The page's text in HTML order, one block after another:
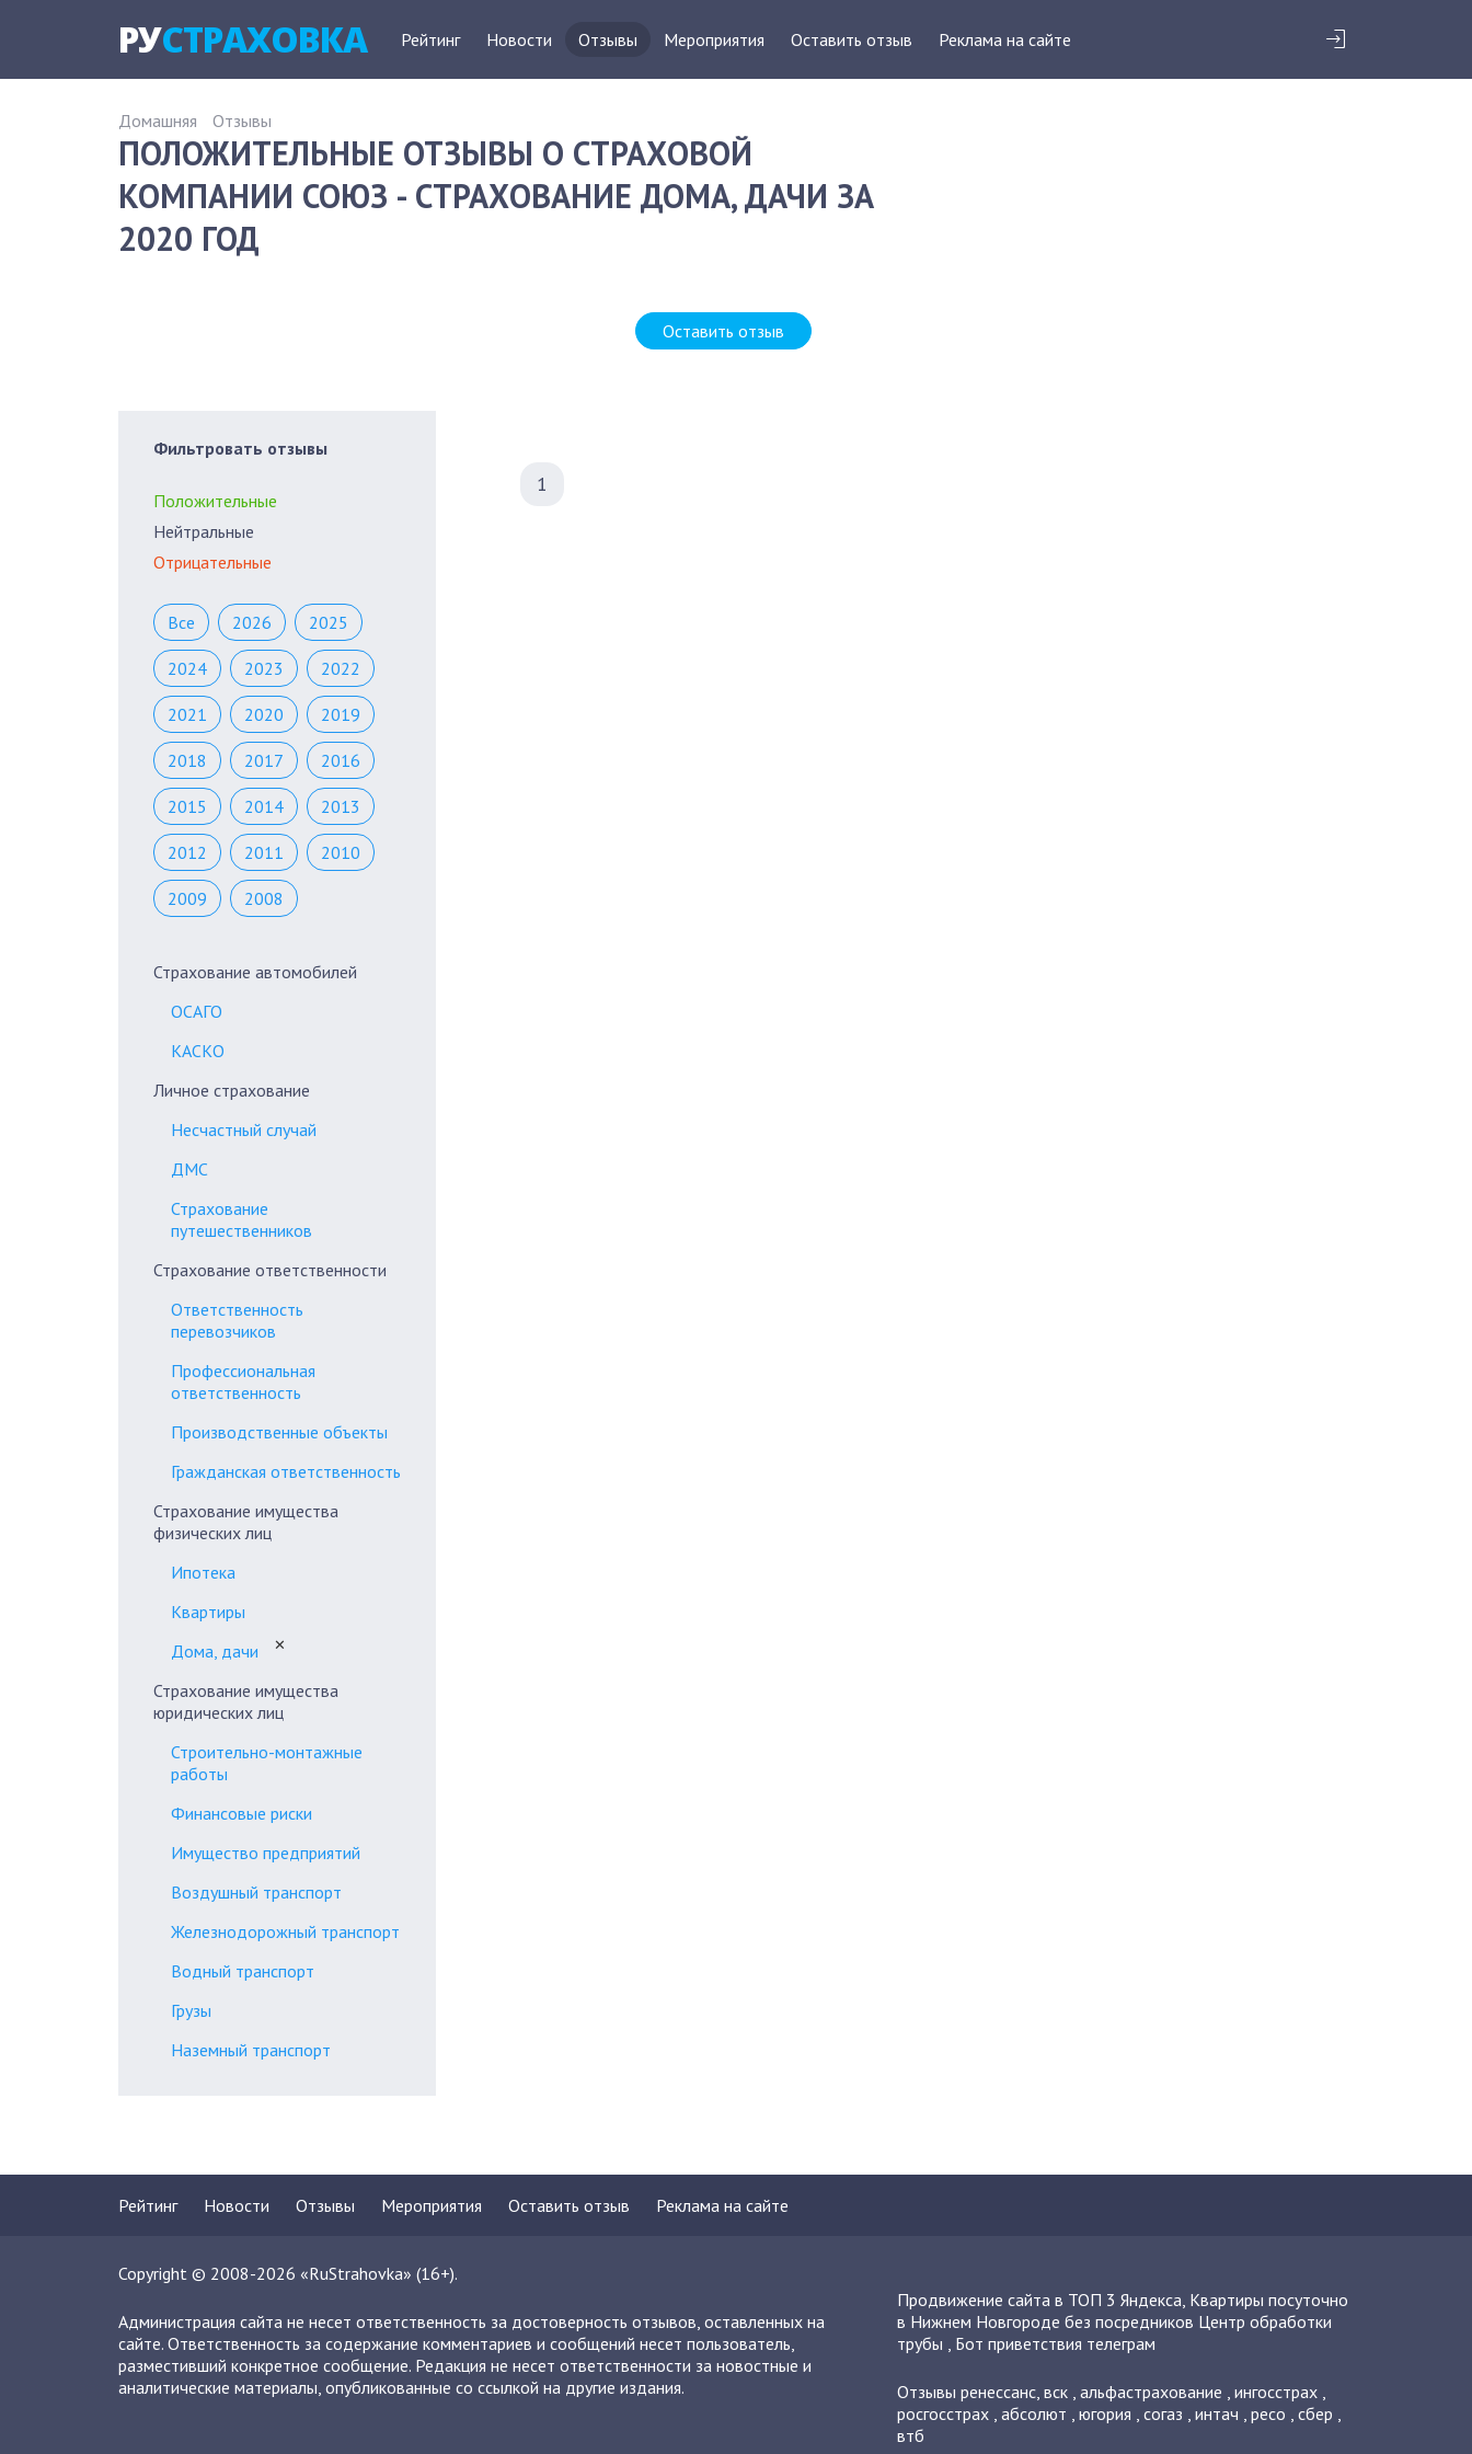
РУСТРАХОВКА Рейтинг Новости Отзывы Мероприятия Оставить отзыв Реклама на сайте
Домашняя Отзывы
ПОЛОЖИТЕЛЬНЫЕ ОТЗЫВЫ О СТРАХОВОЙ
КОМПАНИИ СОЮЗ - СТРАХОВАНИЕ ДОМА, ДАЧИ ЗА
2020 ГОД
Оставить отзыв
1
Фильтровать отзывы
Положительные
Нейтральные
Отрицательные
Все 2026 2025
2024 2023 2022
2021 2020 2019
2018 2017 2016
2015 2014 2013
2012 2011 2010
2009 2008
Страхование автомобилей
ОСАГО
КАСКО
Личное страхование
Несчастный случай
ДМС
Страхование
путешественников
Страхование ответственности
Ответственность
перевозчиков
Профессиональная
ответственность
Производственные объекты
Гражданская ответственность
Страхование имущества
физических лиц
Ипотека
Квартиры
Дома, дачи
✕
Страхование имущества
юридических лиц
Строительно-монтажные
работы
Финансовые риски
Имущество предприятий
Воздушный транспорт
Железнодорожный транспорт
Водный транспорт
Грузы
Наземный транспорт
Рейтинг Новости Отзывы Мероприятия Оставить отзыв Реклама на сайте
Copyright © 2008-2026 «RuStrahovka» (16+).
Администрация сайта не несет ответственность за достоверность отзывов, оставленных на
сайте. Ответственность за содержание комментариев и сообщений несет пользователь,
разместивший конкретное сообщение. Редакция не несет ответственности за новостные и
аналитические материалы, опубликованные со ссылкой на другие издания.
Продвижение сайта в ТОП 3 Яндекса, Квартиры посуточно
в Нижнем Новгороде без посредников Центр обработки
трубы , Бот приветствия телеграм
Отзывы ренессанс, вск, альфастрахование , ингосстрах,
росгосстрах, абсолют , югория , согаз , интач , ресо , сбер ,
втб